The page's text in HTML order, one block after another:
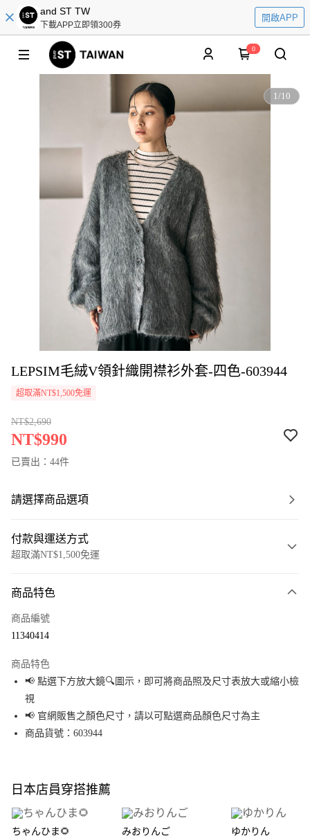
and ST TW
下載APP立即領300券
開啟APP
0
1/10
LEPSIM毛絨V領針織開襟衫外套-四色-603944
超取滿NT$1,500免運
NT$2,690
NT$990
已賣出：44件
請選擇商品選項
付款與運送方式
超取滿NT$1,500免運
信用卡一次付款
Apple Pay
街口支付
悠遊付
全盈+PAY
大哥付你分期
商品特色
商品編號
11340414
商品特色
📢 點選下方放大鏡🔍圖示，即可將商品照及尺寸表放大或縮小檢
視
📢 官網販售之顏色尺寸，請以可點選商品顏色尺寸為主
商品貨號：603944
日本店員穿搭推薦
ちゃんひま🌻 みおりんご ゆかりん